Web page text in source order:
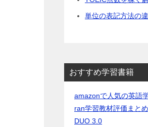
単位の表記方法の
おすすめ学習書籍
amazonで人気の英語
ran学習教材評価まと
DUO 3.0